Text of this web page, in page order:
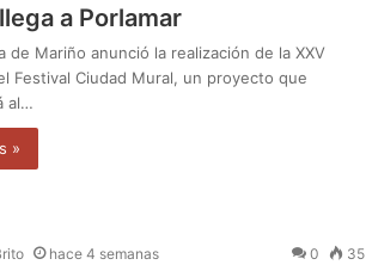
a Porlamar
de Mariño anunció la realización de la XXV
Festival Ciudad Mural, un proyecto que
al…
»
hace 4 semanas 0 35